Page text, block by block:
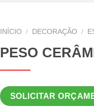
INÍCIO / DECORAÇÃO /
PESO
SOLICITAR